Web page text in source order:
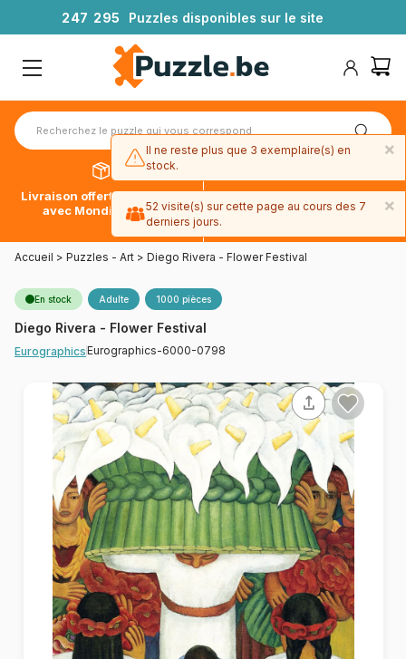
247 295 Puzzles disponibles sur le site
Livraison offerte dès 39€*
avec Mondial Relay
Paiement en 4x sans frais
avec Paypal
Accueil > Puzzles - Art > Diego Rivera - Flower Festival
En stock Adulte 1000 pièces
Diego Rivera - Flower Festival
EurographicsEurographics-6000-0798
×
Il ne reste plus que 3 exemplaire(s) en
stock.
×
52 visite(s) sur cette page au cours des 7
derniers jours.